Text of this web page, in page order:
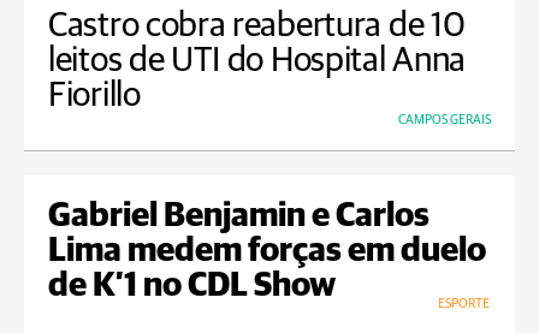
Castro cobra reabertura de 10
leitos de UTI do Hospital Anna
Fiorillo
CAMPOS GERAIS
Gabriel Benjamin e Carlos
Lima medem forças em duelo
de K’1 no CDL Show
ESPORTE